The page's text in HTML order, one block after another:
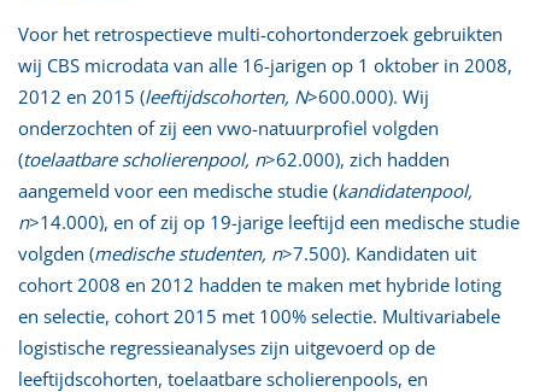
Voor het retrospectieve multi-cohortonderzoek gebruikten
wij CBS microdata van alle 16-jarigen op 1 oktober in 2008,
2012 en 2015 (leeftijdscohorten, N>600.000). Wij
onderzochten of zij een vwo-natuurprofiel volgden
(toelaatbare scholierenpool, n>62.000), zich hadden
aangemeld voor een medische studie (kandidatenpool,
n>14.000), en of zij op 19-jarige leeftijd een medische studie
volgden (medische studenten, n>7.500). Kandidaten uit
cohort 2008 en 2012 hadden te maken met hybride loting
en selectie, cohort 2015 met 100% selectie. Multivariabele
logistische regressieanalyses zijn uitgevoerd op de
leeftijdscohorten, toelaatbare scholierenpools, en